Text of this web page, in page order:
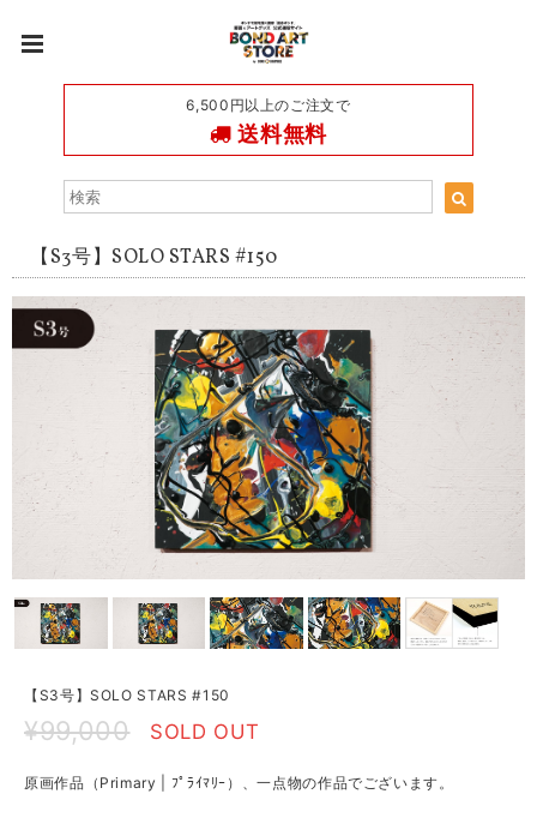
6,500円以上のご注文で
送料無料
【S3号】SOLO STARS #150
【S3号】SOLO STARS #150
¥99,000 SOLD OUT
原画作品（Primary | ﾌﾟﾗｲﾏﾘｰ）、一点物の作品でございます。